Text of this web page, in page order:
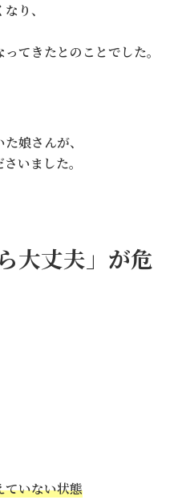
り、
てきたとのことでした。
娘さんが、
いました。
大丈夫」が危
ていない状態